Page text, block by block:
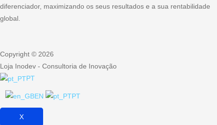
diferenciador, maximizando os seus resultados e a sua rentabilidade
global.
Copyright © 2026
Loja Inodev - Consultoria de Inovação
PT
EN PT
X